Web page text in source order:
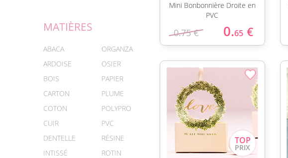
MATIÈRES
ABACA
ARDOISE
BOIS
CARTON
COTON
CUIR
DENTELLE
INTISSÉ
ORGANZA
OSIER
PAPIER
PLUME
POLYPRO
PVC
RÉSINE
ROTIN
Mini Bonbonnière Droite en
PVC
0.75 € 0.65 €